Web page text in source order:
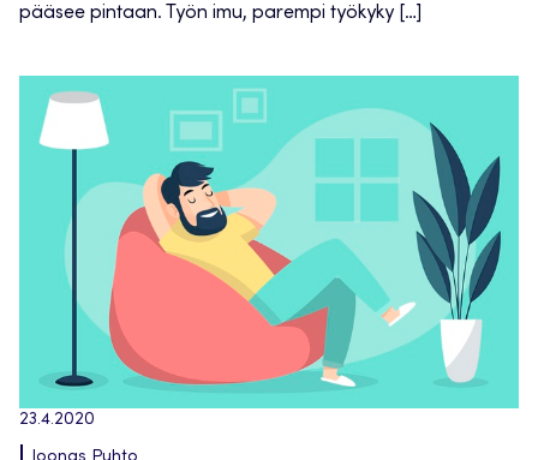
pääsee pintaan. Työn imu, parempi työkyky […]
23.4.2020